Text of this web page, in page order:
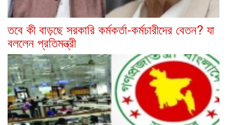
তবে কী বাড়ছে সরকারি কর্মকর্তা-কর্মচারীদের বেতন? যা
বললেন প্রতিমন্ত্রী